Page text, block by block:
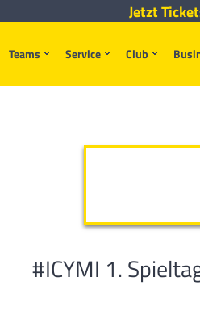
Teams Service Club
Jetzt
#ICYMI 1.